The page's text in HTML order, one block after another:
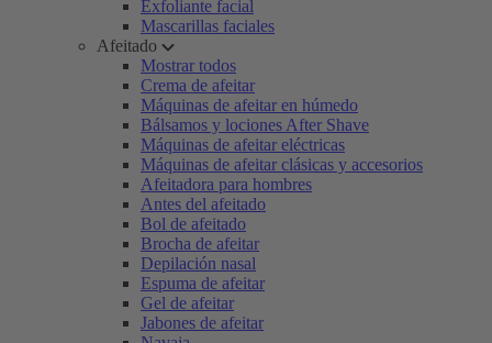
Exfoliante facial
Mascarillas faciales
Afeitado
Mostrar todos
Crema de afeitar
Máquinas de afeitar en húmedo
Bálsamos y lociones After Shave
Máquinas de afeitar eléctricas
Máquinas de afeitar clásicas y accesorios
Afeitadora para hombres
Antes del afeitado
Bol de afeitado
Brocha de afeitar
Depilación nasal
Espuma de afeitar
Gel de afeitar
Jabones de afeitar